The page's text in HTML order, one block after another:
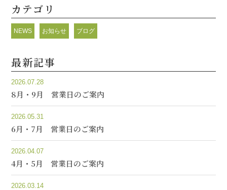
カテゴリ
NEWS お知らせ ブログ
最新記事
2026.07.28
8月・9月 営業日のご案内
2026.05.31
6月・7月 営業日のご案内
2026.04.07
4月・5月 営業日のご案内
2026.03.14